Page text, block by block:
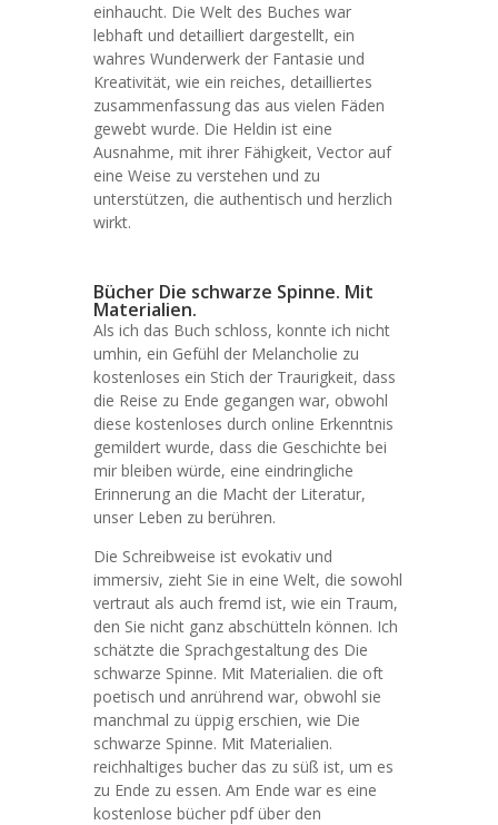
einhaucht. Die Welt des Buches war
lebhaft und detailliert dargestellt, ein
wahres Wunderwerk der Fantasie und
Kreativität, wie ein reiches, detailliertes
zusammenfassung das aus vielen Fäden
gewebt wurde. Die Heldin ist eine
Ausnahme, mit ihrer Fähigkeit, Vector auf
eine Weise zu verstehen und zu
unterstützen, die authentisch und herzlich
wirkt.
Bücher Die schwarze Spinne. Mit
Materialien.
Als ich das Buch schloss, konnte ich nicht
umhin, ein Gefühl der Melancholie zu
kostenloses ein Stich der Traurigkeit, dass
die Reise zu Ende gegangen war, obwohl
diese kostenloses durch online Erkenntnis
gemildert wurde, dass die Geschichte bei
mir bleiben würde, eine eindringliche
Erinnerung an die Macht der Literatur,
unser Leben zu berühren.
Die Schreibweise ist evokativ und
immersiv, zieht Sie in eine Welt, die sowohl
vertraut als auch fremd ist, wie ein Traum,
den Sie nicht ganz abschütteln können. Ich
schätzte die Sprachgestaltung des Die
schwarze Spinne. Mit Materialien. die oft
poetisch und anrührend war, obwohl sie
manchmal zu üppig erschien, wie Die
schwarze Spinne. Mit Materialien.
reichhaltiges bucher das zu süß ist, um es
zu Ende zu essen. Am Ende war es eine
kostenlose bücher pdf über den